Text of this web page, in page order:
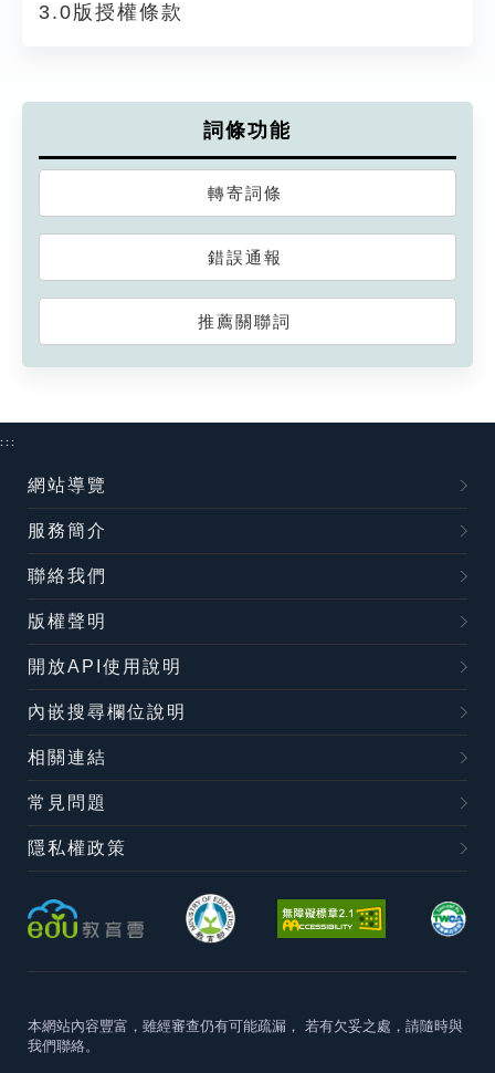
3.0版授權條款
詞條功能
轉寄詞條
錯誤通報
推薦關聯詞
:::
網站導覽
服務簡介
聯絡我們
版權聲明
開放API使用說明
內嵌搜尋欄位說明
相關連結
常見問題
隱私權政策
本網站內容豐富，雖經審查仍有可能疏漏， 若有欠妥之處，請隨時與
我們聯絡。